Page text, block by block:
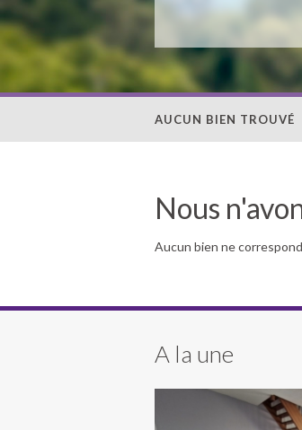
AUCUN BIEN TROUVÉ
Nous
Aucun bien ne
A la une